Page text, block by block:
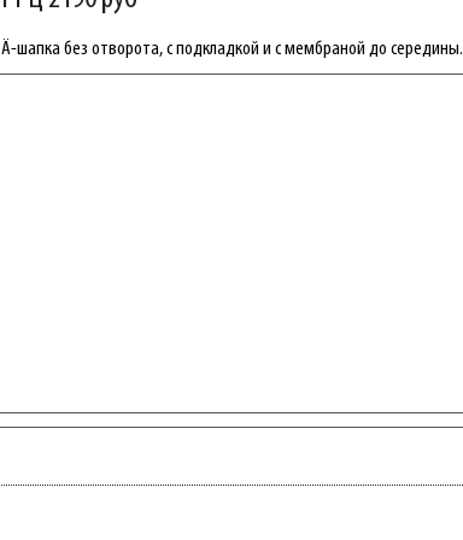
Ä-шапка без отворота, с подкладкой и с мембраной до середины.